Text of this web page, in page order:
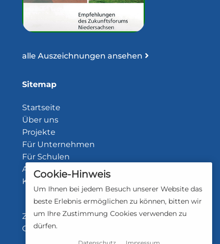
alle Auszeichnungen ansehen
Sitemap
Startseite
Über uns
Projekte
Für Unternehmen
Für Schulen
Aktuelles
Kontakt
Zustimmungsstatus: Cookies abgelehnt.
Cookies erlauben
Cookie-Hinweis
Um Ihnen bei jedem Besuch unserer Website das
beste Erlebnis ermöglichen zu können, bitten wir
um Ihre Zustimmung Cookies verwenden zu
dürfen.